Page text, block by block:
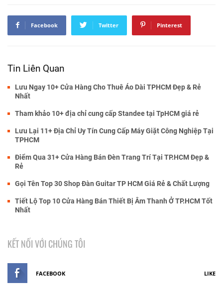
Facebook Twitter Pinterest
Tin Liên Quan
Lưu Ngay 10+ Cửa Hàng Cho Thuê Áo Dài TPHCM Đẹp & Rẻ
Nhất
Tham khảo 10+ địa chỉ cung cấp Standee tại TpHCM giá rẻ
Lưu Lại 11+ Địa Chỉ Uy Tín Cung Cấp Máy Giặt Công Nghiệp Tại
TPHCM
Điểm Qua 31+ Cửa Hàng Bán Đèn Trang Trí Tại TP.HCM Đẹp &
Rẻ
Gọi Tên Top 30 Shop Đàn Guitar TP HCM Giá Rẻ & Chất Lượng
Tiết Lộ Top 10 Cửa Hàng Bán Thiết Bị Âm Thanh Ở TP.HCM Tốt
Nhất
KẾT NỐI VỚI CHÚNG TÔI
FACEBOOK LIKE